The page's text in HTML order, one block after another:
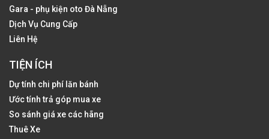
Gara - phụ kiện oto Đà Nẵng
Dịch Vụ Cung Cấp
Liên Hệ
TIỆN ÍCH
Dự tính chi phí lăn bánh
Ước tính trả góp mua xe
So sánh giá xe các hãng
Thuê Xe